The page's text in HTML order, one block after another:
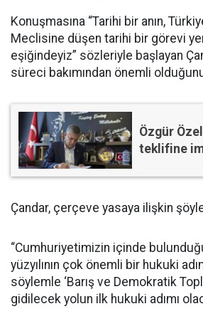
Konuşmasına “Tarihi bir anın,
Meclisine düşen tarihi bir görevi
eşiğindeyiz” sözleriyle başlayan
süreci bakımından önemli
Özgür
teklifine
Çandar, çerçeve yasaya ilişkin
“Cumhuriyetimizin içinde
yüzyılının çok önemli bir hukuki
söylemle ‘Barış ve Demokratik
gidilecek yolun ilk hukuki adımı